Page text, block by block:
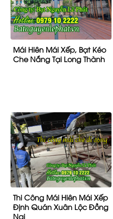
Mái Hiên Mái Xếp, Bạt Kéo
Che Nắng Tại Long Thành
Thi Công Mái Hiên Mái Xếp
Định Quán Xuân Lộc Đồng
Nai